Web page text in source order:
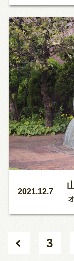
2021.12.7
3